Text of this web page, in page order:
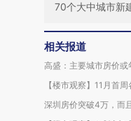
70个大中城市新
相关报道
高盛：主要城市房价或
【楼市观察】11月首
深圳房价突破4万，而